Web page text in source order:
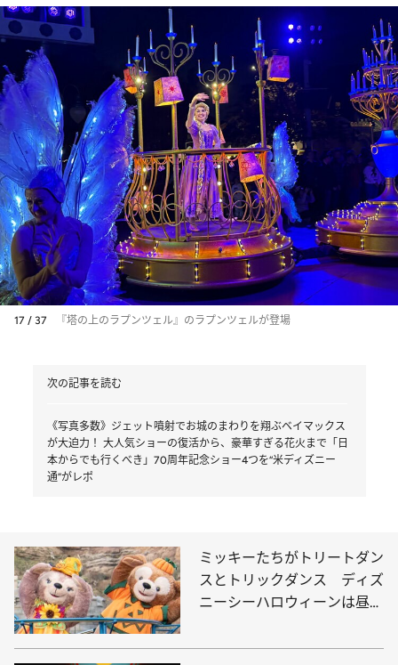
17 / 37 『塔の上のラプンツェル』のラプンツェルが登場
次の記事を読む
《写真多数》ジェット噴射でお城のまわりを翔ぶベイマックス
が大迫力！ 大人気ショーの復活から、豪華すぎる花火まで「日
本からでも行くべき」70周年記念ショー4つを“米ディズニー
通”がレポ
ミッキーたちがトリートダン
スとトリックダンス ディズ
ニーシーハロウィーンは昼夜